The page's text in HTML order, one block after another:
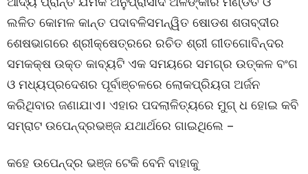
ଲଳିତ କୋମଳ କାନ୍ତ ପଦାବଳିସମନ୍ୱିତ ଷୋଡଶ ଶତାବ୍ଦୀର
ଶେଷଭାଗରେ ଶ୍ରୀକ୍ଷେତ୍ରରେ ରଚିତ ଶ୍ରୀ ଗୀତଗୋବିନ୍ଦର
ସମକକ୍ଷ ଉକ୍ତ କାବ୍ୟଟି ଏକ ସମୟରେ ସମଗ୍ର ଉତ୍କଳ ବଂଗ
ଓ ମଧ୍ୟପ୍ରଦେଶର ପୂର୍ବାଞ୍ଚଳରେ ଲୋକପ୍ରିୟତା ଅର୍ଜନ
କରିଥିବାର ଜଣାଯାଏ। ଏହାର ପଦଲାଳିତ୍ୟରେ ମୁଗ୍ ଧ ହୋଇ କବି
ସମ୍ରାଟ ଉପେନ୍ଦ୍ରଭଞ୍ଜ ଯଥାର୍ଥରେ ଗାଇଥିଲେ –
କହେ ଉପେନ୍ଦ୍ର ଭଞ୍ଜ ଟେକି ବେନି ବାହାକୁ